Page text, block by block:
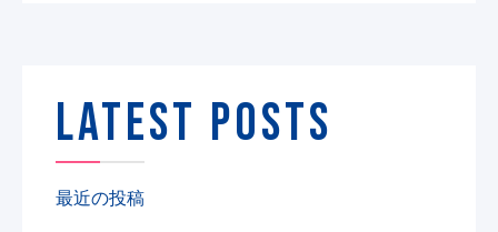
LATEST POSTS
最近の投稿